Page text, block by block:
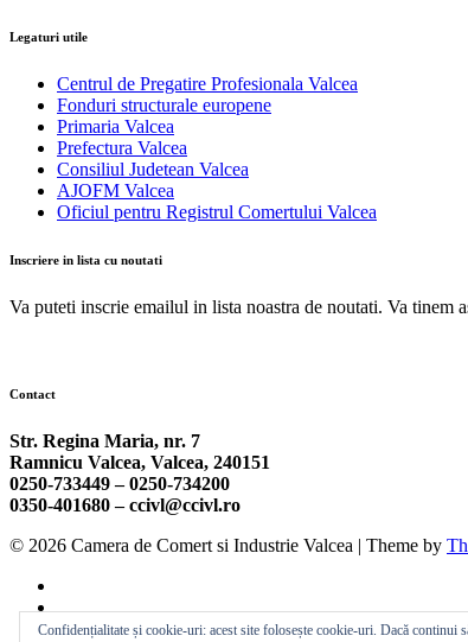
Legaturi utile
Centrul de Pregatire Profesionala Valcea
Fonduri structurale europene
Primaria Valcea
Prefectura Valcea
Consiliul Judetean Valcea
AJOFM Valcea
Oficiul pentru Registrul Comertului Valcea
Inscriere in lista cu noutati
Va puteti inscrie emailul in lista noastra de noutati. Va tinem
Contact
Str. Regina Maria, nr. 7
Ramnicu Valcea, Valcea, 240151
0250-733449 –0250-734200
0350-401680 –ccivl@ccivl.ro
© 2026 Camera de Comert si Industrie Valcea | Theme by
Confidențialitate și cookie-uri: acest site folosește cookie-uri. Dacă continui